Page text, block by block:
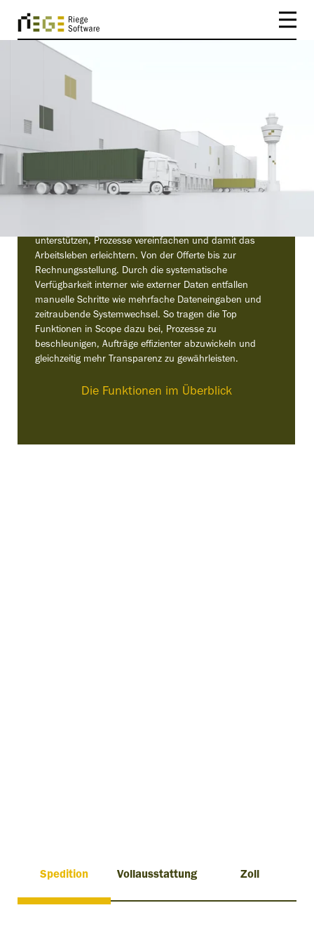
FUNKTIONEN
Weniger Aufwand – mehr
Effizienz und Transparenz
unterstützen, Prozesse vereinfachen und damit das
Arbeitsleben erleichtern. Von der Offerte bis zur
Rechnungsstellung. Durch die systematische
Verfügbarkeit interner wie externer Daten entfallen
manuelle Schritte wie mehrfache Dateneingaben und
zeitraubende Systemwechsel. So tragen die Top
Funktionen in Scope dazu bei, Prozesse zu
beschleunigen, Aufträge effizienter abzuwickeln und
gleichzeitig mehr Transparenz zu gewährleisten.
Die Funktionen im Überblick
Spedition Vollausstattung Zoll